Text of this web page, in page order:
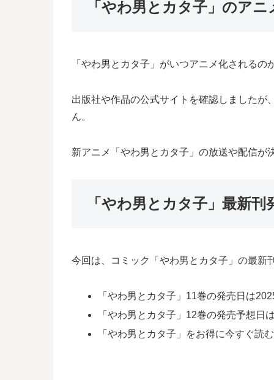
「やわ男とカタ子」のア
「やわ男とカタ子」がいつアニメ化されるの
出版社や作品の公式サイトを確認しました
ん。
新アニメ「やわ男とカタ子」の放送や配信が
「やわ男とカタ子」最新刊
今回は、コミック「やわ男とカタ子」の最新
「やわ男とカタ子」11巻の発売日は
「やわ男とカタ子」12巻の発売予想日
「やわ男とカタ子」をお得に今すぐ読